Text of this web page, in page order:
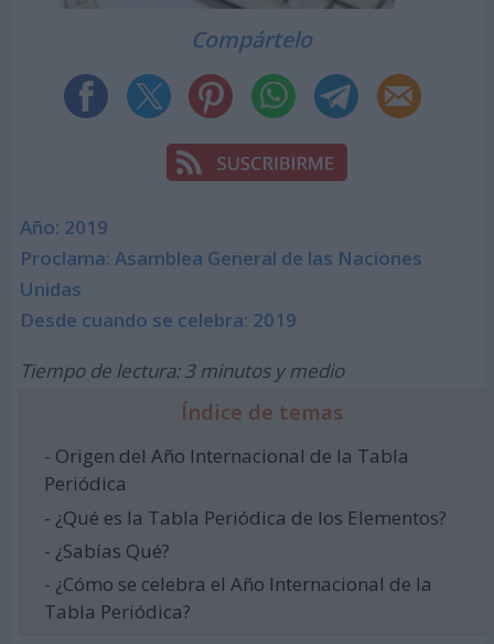
Compártelo
Año: 2019
Proclama: Asamblea General de las Naciones
Unidas
Desde cuando se celebra: 2019
Tiempo de lectura: 3 minutos y medio
Índice de temas
- Origen del Año Internacional de la Tabla
Periódica
- ¿Qué es la Tabla Periódica de los Elementos?
- ¿Sabías Qué?
- ¿Cómo se celebra el Año Internacional de la
Tabla Periódica?